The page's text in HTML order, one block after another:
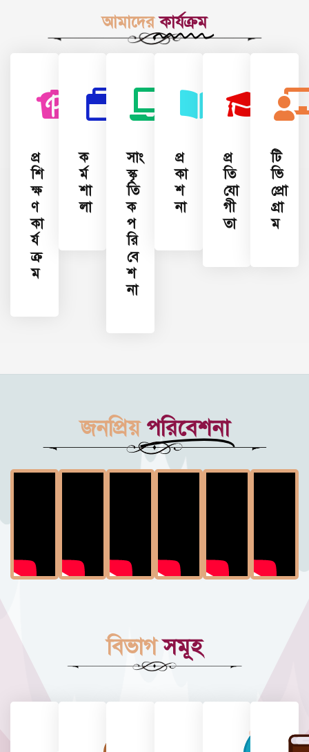
আমাদেরকার্যক্রম
প্র
শি
ক্ষ
ণ
কা
র্য
ক্র
ম
ক
র্ম
শা
লা
সাং
স্কৃ
তি
ক
প
রি
বে
শ
না
প্র
কা
শ
না
প্র
তি
যো
গী
তা
টি
ভি
প্রো
গ্রা
ম
জনপ্রিয় পরিবেশনা
বিভাগ সমূহ